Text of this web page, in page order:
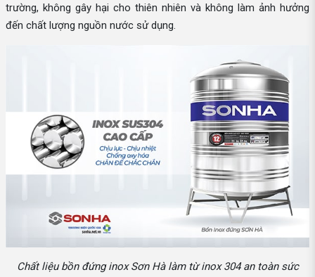
trường, không gây hại cho thiên nhiên và không làm ảnh hưởng
đến chất lượng nguồn nước sử dụng.
Chất liệu bồn đứng inox Sơn Hà làm từ inox 304 an toàn sức